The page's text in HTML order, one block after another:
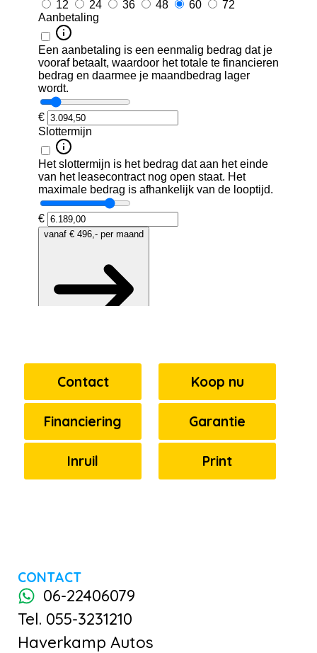
Contact Koop nu
Financiering Garantie
Inruil Print
CONTACT
06-22406079
Tel. 055-3231210
Haverkamp Autos